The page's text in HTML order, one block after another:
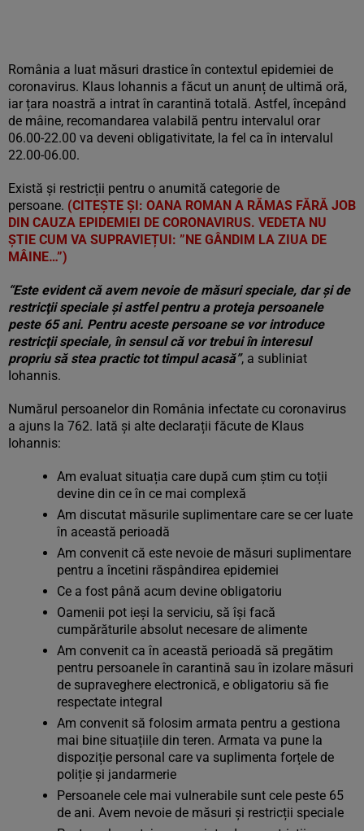
România a luat măsuri drastice în contextul epidemiei de
coronavirus. Klaus Iohannis a făcut un anunț de ultimă oră,
iar țara noastră a intrat în carantină totală. Astfel, începând
de mâine, recomandarea valabilă pentru intervalul orar
06.00-22.00 va deveni obligativitate, la fel ca în intervalul
22.00-06.00.
Există și restricții pentru o anumită categorie de
persoane. (CITEȘTE ȘI: OANA ROMAN A RĂMAS FĂRĂ JOB
DIN CAUZA EPIDEMIEI DE CORONAVIRUS. VEDETA NU
ȘTIE CUM VA SUPRAVIEȚUI: ”NE GÂNDIM LA ZIUA DE
MÂINE…”)
“Este evident că avem nevoie de măsuri speciale, dar şi de
restricţii speciale şi astfel pentru a proteja persoanele
peste 65 ani. Pentru aceste persoane se vor introduce
restricţii speciale, în sensul că vor trebui în interesul
propriu să stea practic tot timpul acasă”, a subliniat
Iohannis.
Numărul persoanelor din România infectate cu coronavirus
a ajuns la 762. Iată și alte declarații făcute de Klaus
Iohannis:
Am evaluat situația care după cum știm cu toții
devine din ce în ce mai complexă
Am discutat măsurile suplimentare care se cer luate
în această perioadă
Am convenit că este nevoie de măsuri suplimentare
pentru a încetini răspândirea epidemiei
Ce a fost până acum devine obligatoriu
Oamenii pot ieși la serviciu, să își facă
cumpărăturile absolut necesare de alimente
Am convenit ca în această perioadă să pregătim
pentru persoanele în carantină sau în izolare măsuri
de supraveghere electronică, e obligatoriu să fie
respectate integral
Am convenit să folosim armata pentru a gestiona
mai bine situațiile din teren. Armata va pune la
dispoziție personal care va suplimenta forțele de
poliție și jandarmerie
Persoanele cele mai vulnerabile sunt cele peste 65
de ani. Avem nevoie de măsuri și restricții speciale